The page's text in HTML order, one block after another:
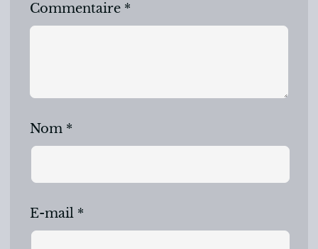
Commentaire *
Nom *
E-mail *